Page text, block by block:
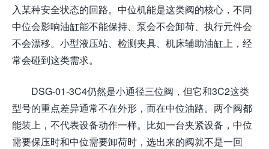
入某种安全状态的回路。中位机能是这类阀的核心，不同
中位会影响油缸能不能保持、泵会不会卸荷、执行元件会
不会漂移。小型液压站、检测夹具、机床辅助油缸上，经
常会碰到这类需求。
DSG-01-3C4仍然是小通径三位阀，但它和3C2这类
型号的重点差异通常不在外形，而在中位油路。两个阀都
能装上，不代表设备动作一样。比如一台夹紧设备，中位
需要保压时和中位需要卸荷时，选出来的阀就不是一回